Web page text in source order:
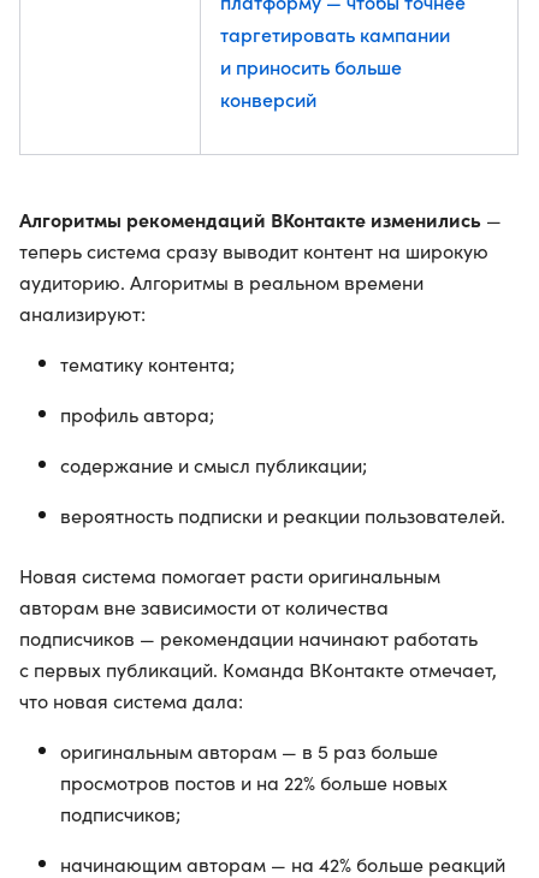
таргетировать кампании
и приносить больше
конверсий
Алгоритмы рекомендаций ВКонтакте изменились —
теперь система сразу выводит контент на широкую
аудиторию. Алгоритмы в реальном времени
анализируют:
тематику контента;
профиль автора;
содержание и смысл публикации;
вероятность подписки и реакции пользователей.
Новая система помогает расти оригинальным
авторам вне зависимости от количества
подписчиков — рекомендации начинают работать
с первых публикаций. Команда ВКонтакте отмечает,
что новая система дала:
оригинальным авторам — в 5 раз больше
просмотров постов и на 22% больше новых
подписчиков;
начинающим авторам — на 42% больше реакций